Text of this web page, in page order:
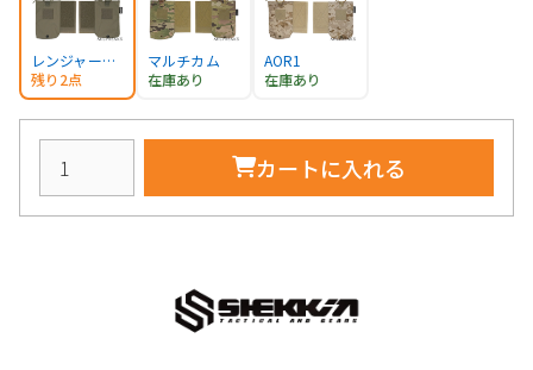
レンジャーグリーン
残り2点
マルチカム
在庫あり
AOR1
在庫あり
カートに入れる